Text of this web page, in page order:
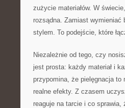
zużycie materiałów. W
rozsądna. Zamiast
stylem. To podejście, które
Niezależnie od tego, czy
jest prosta: każdy materiał i
przypomina, że pielęgnacja to
realne efekty. Z czasem
reaguje na tarcie i co sprawia,